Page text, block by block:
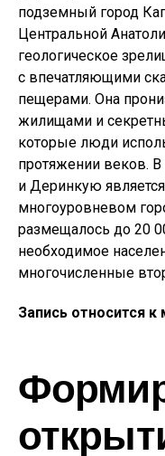
подземный город
Центральной
геологическое
с впечатляющими
пещерами. Она
жилищами и
которые люди
протяжении веков. В
и Деринкую
многоуровневом
размещалось до 20
необходимое
многочисленные
Запись относится к